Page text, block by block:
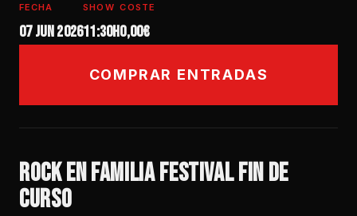
FECHA
07 jun 2026
SHOW
11:30h
COSTE
0,00€
COMPRAR ENTRADAS
ROCK EN FAMILIA FESTIVAL FIN DE
CURSO